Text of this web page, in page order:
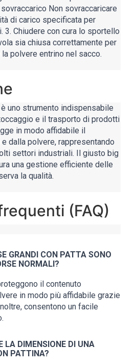
Non sovraccaricare
di carico specificata per
3. Chiudere con cura lo sportello
sia chiusa correttamente per
polvere entrino nel sacco.
uno strumento indispensabile
e il trasporto di prodotti
in modo affidabile il
dalla polvere, rappresentando
settori industriali. Il giusto big
una gestione efficiente delle
la qualità.
(FAQ)
GRANDI CON PATTA SONO
NORMALI?
il contenuto
in modo più affidabile grazie
consentono un facile
LA DIMENSIONE DI UNA
PATTINA?